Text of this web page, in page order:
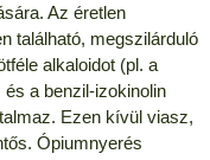
Az éretlen
található, megszilárduló
alkaloidot (pl. a
a benzil-izokinolin
Ezen kívül viasz,
Ópiumnyerés